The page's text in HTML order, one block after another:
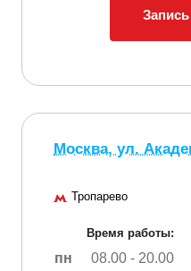
Москва, ул.
Тропарево
Время работы:
пн
08.00 - 20.00